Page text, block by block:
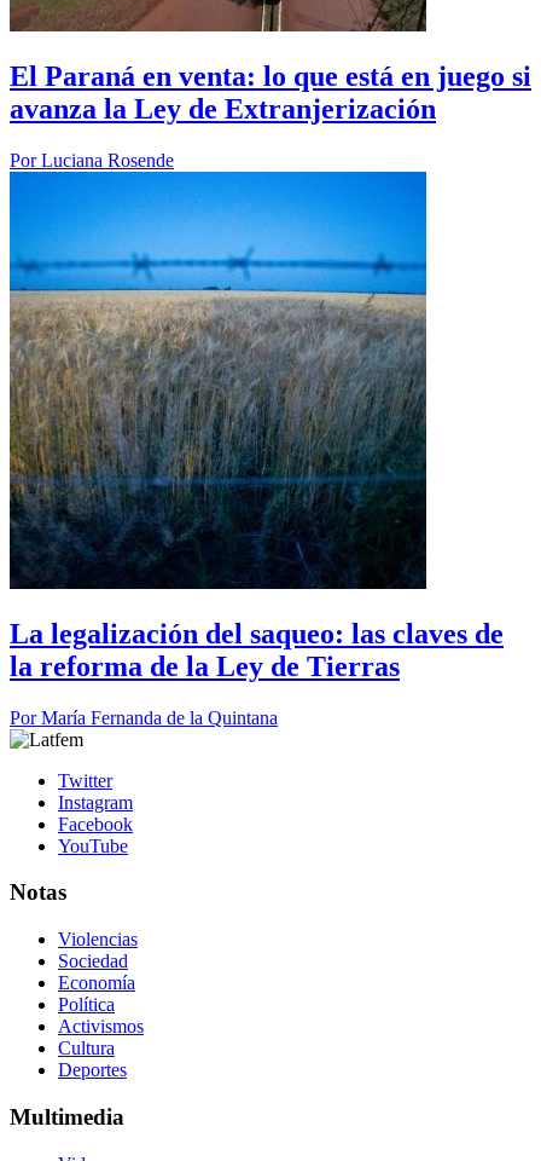
El Paraná en venta: lo que está en juego si
avanza la Ley de Extranjerización
PorLuciana Rosende
La legalización del saqueo: las claves de
la reforma de la Ley de Tierras
PorMaría Fernanda de la Quintana
Twitter
Instagram
Facebook
YouTube
Notas
Violencias
Sociedad
Economía
Política
Activismos
Cultura
Deportes
Multimedia